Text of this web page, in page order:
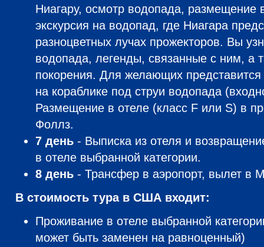
Ниагару, осмотр водопада, размещение
экскурсия на водопад, где Ниагара
разноцветных лучах прожекторов. Вы
водопада, легенды, связанные с ним, а
покорения. Для желающих представится
на кораблике под струи водопада
Размещение в отеле (класс F или S) в
Фоллз.
7 день - Выписка из отеля и
в отеле выбранной категории.
8 день - Трансфер в аэропорт, вылет в
В стоимость тура в США входит:
Проживание в отеле выбранной
может быть заменен на равноценный)